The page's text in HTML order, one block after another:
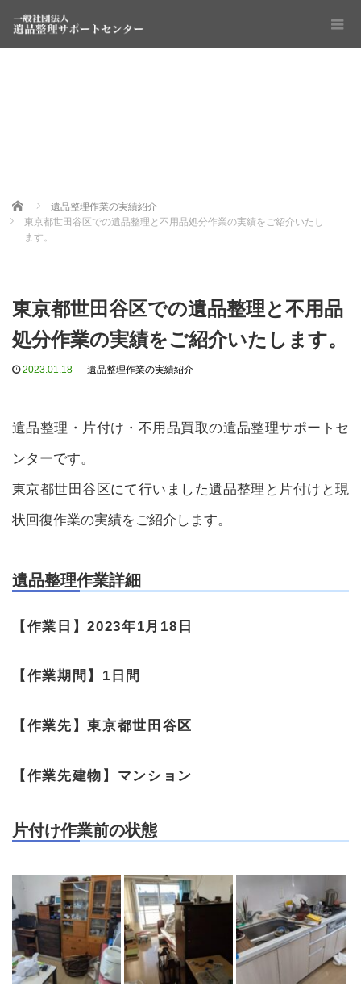
Home
遺品整理作業の実績紹介
東京都世田谷区での遺品整理と不用品処分作業の実績をご紹介いたし
ます。
東京都世田谷区での遺品整理と不用品
処分作業の実績をご紹介いたします。
2023.01.18 遺品整理作業の実績紹介
遺品整理・片付け・不用品買取の遺品整理サポートセ
ンターです。
東京都世田谷区にて行いました遺品整理と片付けと現
状回復作業の実績をご紹介します。
遺品整理作業詳細
【作業日】2023年1月18日
【作業期間】 1日間
【作業先】東京都世田谷区
【作業先建物】 マンション
片付け作業前の状態